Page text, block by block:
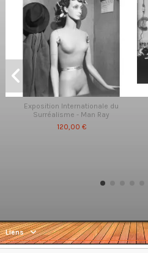
Exposition Internationale du
Surréalisme - Man Ray
120,00 €
Liens